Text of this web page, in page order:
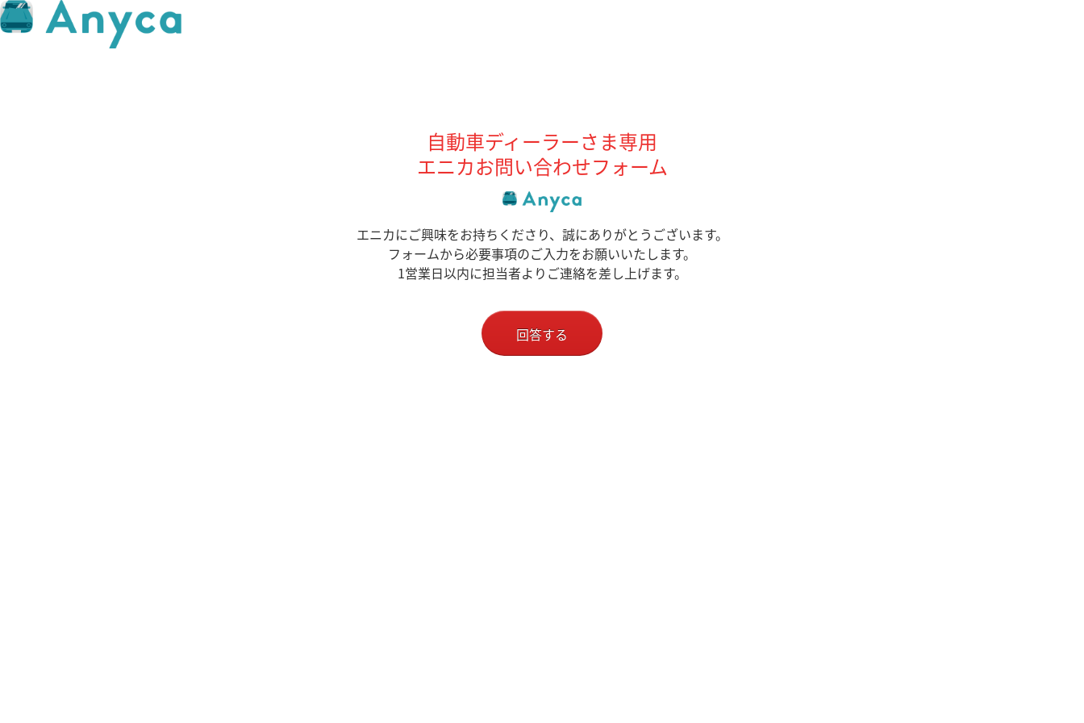
自動車ディーラーさま専用
エニカお問い合わせフォーム
エニカにご興味をお持ちくださり、誠にありがとうございます。
フォームから必要事項のご入力をお願いいたします。
1営業日以内に担当者よりご連絡を差し上げます。
回答する